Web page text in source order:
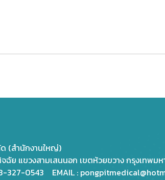
(สำนักงานใหญ่)
ย แขวงสามเสนนอก เขตห้วยขวาง กรุงเทพมห
327-0543 EMAIL :